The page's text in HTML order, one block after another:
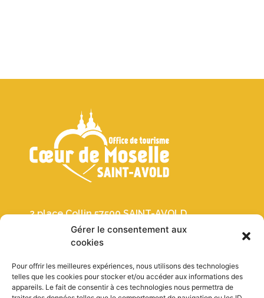
Gérer le consentement aux
cookies
Pour offrir les meilleures expériences, nous utilisons des technologies
telles que les cookies pour stocker et/ou accéder aux informations des
appareils. Le fait de consentir à ces technologies nous permettra de
2 place Collin 57500 SAINT-AVOLD
03 87 91 30 19
Crèches
Histoire